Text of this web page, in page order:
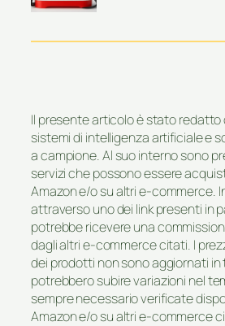
Il presente articolo è stato redatto
sistemi di intelligenza artificiale e
a campione. Al suo interno sono
servizi che possono essere
Amazon e/o su altri e-commerce.
attraverso uno dei link presenti in
potrebbe ricevere una
dagli altri e-commerce citati. I
dei prodotti non sono aggiornati in
potrebbero subire variazioni nel
sempre necessario verificate
Amazon e/o su altri e-commerce